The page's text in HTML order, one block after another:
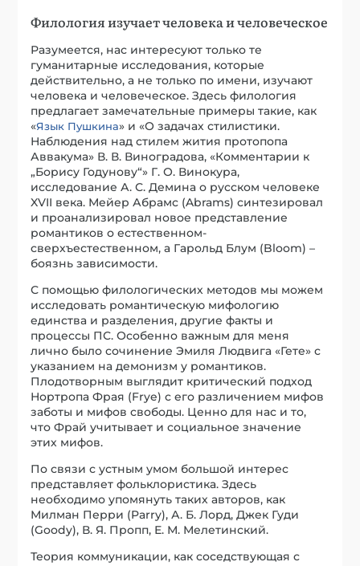
и проанализировал новое представление
сверхъестественном, а Гарольд Блум (Bloom) –
боязнь зависимости.
С помощью филологических методов мы можем
исследовать романтическую мифологию
единства и разделения, другие факты и
процессы ПС. Особенно важным для меня
лично было сочинение Эмиля Людвига «Гете» с
указанием на демонизм у романтиков.
Плодотворным выглядит критический подход
Нортропа Фрая (Frye) с его различением мифов
заботы и мифов свободы. Ценно для нас и то,
что Фрай учитывает и социальное значение
этих мифов.
представляет фольклористика. Здесь
необходимо упомянуть таких авторов, как
Милман Перри (Parry), А. Б. Лорд, Джек Гуди
(Goody), В. Я. Пропп, Е. М. Мелетинский.
Теория коммуникации, как соседствующая с
филологией, тоже может быть полезной для
исследования ПС. Я имею в виду, например,
книгу Х. Иннеса «Империя и коммуникация».
Патологическое сознание и патологическая
речь
Существенная роль гуманитарных методов в
исследовании ПС не должна нас удивлять, если
мы примем во внимание, что изучение
патологической речи является наиболее
точным (квалификативным и квантитативным)
путем к познанию ПС.